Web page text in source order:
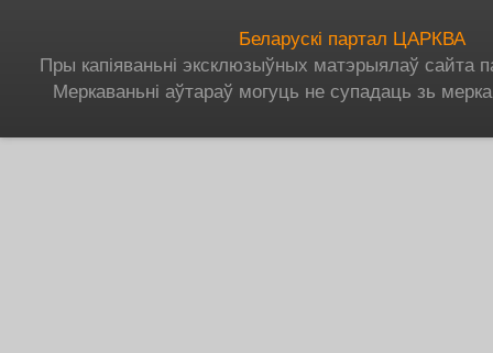
Беларускі партал ЦАРКВА
Пры капіяваньні эксклюзыўных матэрыялаў сайта
Меркаваньні аўтараў могуць не супадаць зь